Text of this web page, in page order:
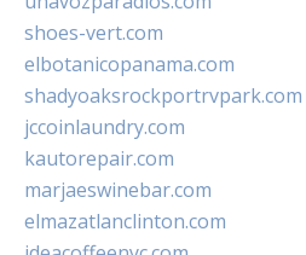
shoes-vert.com
elbotanicopanama.com
shadyoaksrockportrvpark.com
jccoinlaundry.com
kautorepair.com
marjaeswinebar.com
elmazatlanclinton.com